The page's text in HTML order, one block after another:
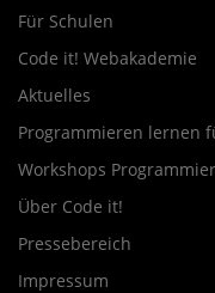
Für Schulen
Code it! Webakademie
Aktuelles
Programmieren lernen
Workshops
Über Code it!
Pressebereich
Impressum